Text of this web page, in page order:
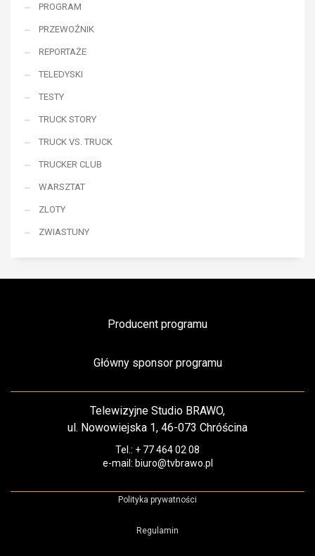
PROGRAM
PRZEWOŹNIK
REPORTAŻE
TELEDYSKI
TESTY
TRUCK STORY
TRUCK VS. TRUCK
TRUCKER CLUB
WARSZTAT
ZLOTY
ZWIASTUNY
Producent programu
Główny sponsor programu
Telewizyjne Studio BRAWO,
ul. Nowowiejska 1, 46-073 Chróścina
Tel.: + 77 464 02 08
e-mail: biuro@tvbrawo.pl
Polityka prywatności
Regulamin